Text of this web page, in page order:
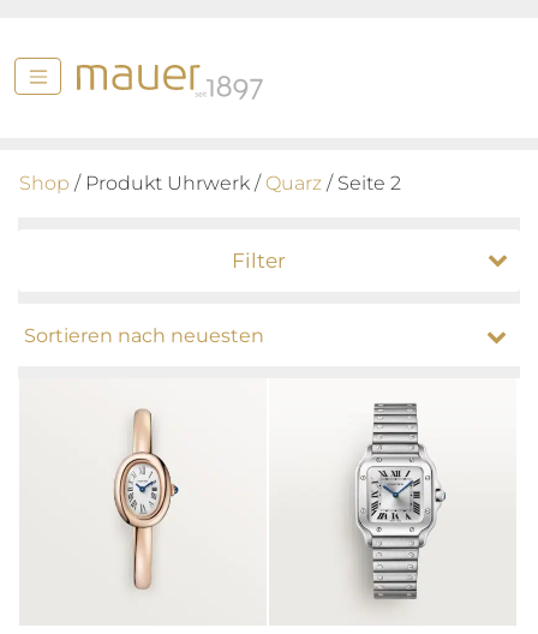
Shop / Produkt Uhrwerk / Quarz / Seite 2
Filter